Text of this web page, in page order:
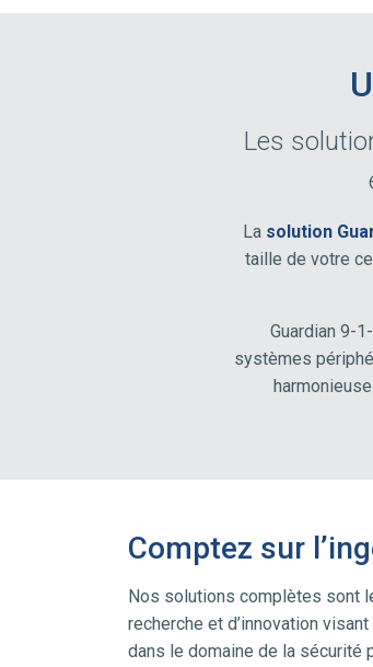
Les
La solution
taille de votre
Guardian 9-
systèmes
Comptez sur
Nos solutions complètes sont
recherche et d’innovation
dans le domaine de la sécurité